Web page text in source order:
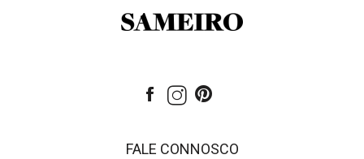
FALE CONNOSCO